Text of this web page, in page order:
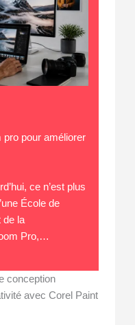
pour améliorer
ce n’est plus
École de
de la
Pro,…
conception
avec Corel Paint